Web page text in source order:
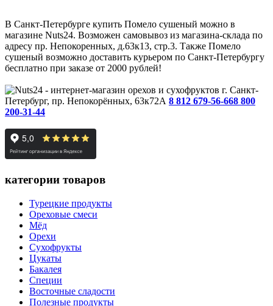
В Санкт-Петербурге купить Помело сушеный можно в
магазине Nuts24. Возможен самовывоз из магазина-склада по
адресу пр. Непокоренных, д.63к13, стр.3. Также Помело
сушеный возможно доставить курьером по Санкт-Петербургу
бесплатно при заказе от 2000 рублей!
г. Санкт-
Петербург, пр. Непокорённых, 63к72А 8 812 679-56-668 800
200-31-44
категории товаров
Турецкие продукты
Ореховые смеси
Мёд
Орехи
Сухофрукты
Цукаты
Бакалея
Специи
Восточные сладости
Полезные продукты